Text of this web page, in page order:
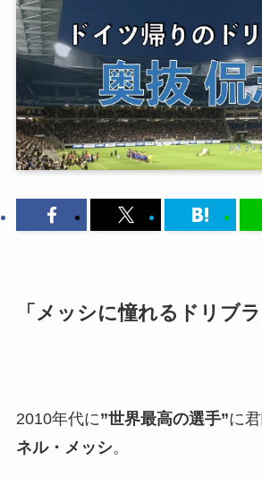
「メッシに憧れるドリブラ
2010年代に”世界最高の選手”に
ネル・メッシ。